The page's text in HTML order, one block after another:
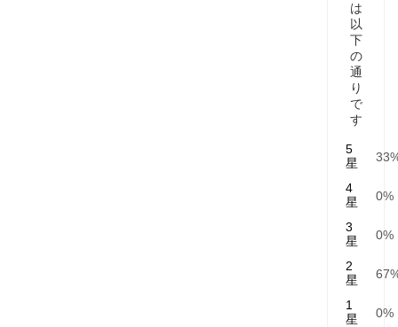
は
以
下
の
通
り
で
す
5
星
4
星
0%
3
星
0%
2
星
1
星
0%